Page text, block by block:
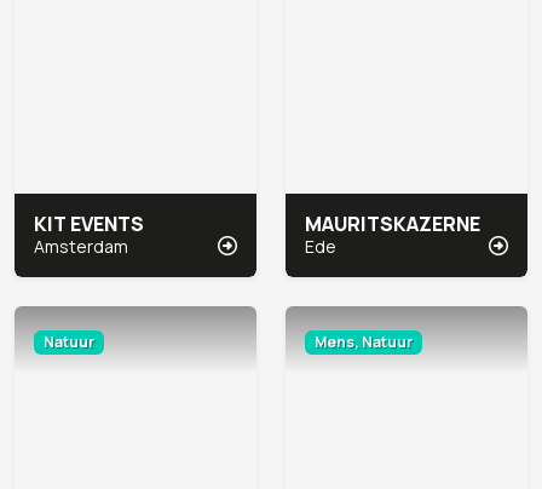
KIT EVENTS
Amsterdam
MAURITSKAZERNE
Ede
Natuur Mens, Natuur